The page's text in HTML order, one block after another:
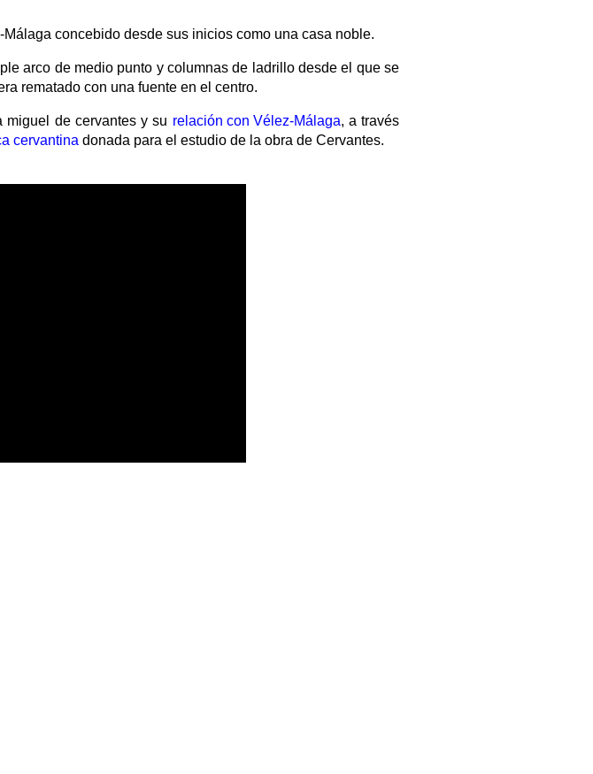
concebido desde sus inicios como una casa noble.
arco de medio punto y columnas de ladrillo desde el que se
rematado con una fuente en el centro.
miguel de cervantes y su relación con Vélez-Málaga, a través
cervantina donada para el estudio de la obra de Cervantes.